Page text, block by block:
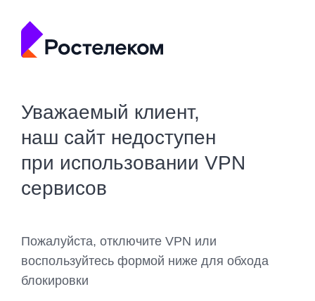
Уважаемый клиент,
наш сайт недоступен
при использовании VPN
сервисов
Пожалуйста, отключите VPN или
воспользуйтесь формой ниже для обхода
блокировки